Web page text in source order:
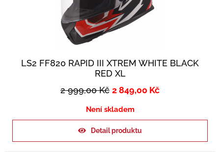
LS2 FF820 RAPID III XTREM WHITE BLACK
RED XL
2 999,00Kč 2 849,00 Kč
Není skladem
Detail produktu